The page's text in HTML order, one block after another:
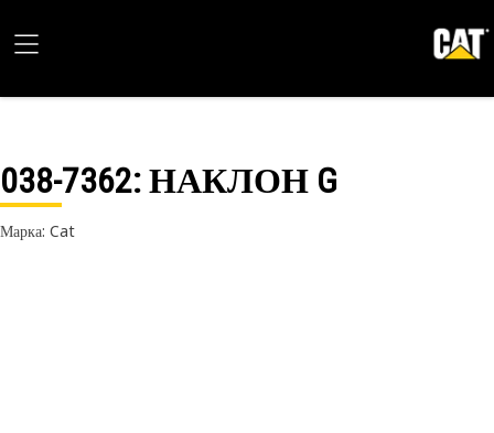
038-7362: НАКЛОН G
Марка: Cat